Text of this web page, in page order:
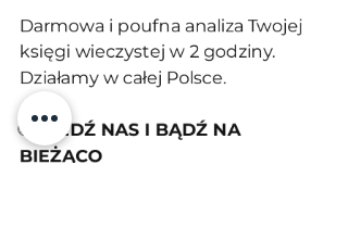
Darmowa i poufna analiza Twojej
księgi wieczystej w 2 godziny.
Działamy w całej Polsce.
🌐
ŚLEDŹ NAS I BĄDŹ NA
BIEŻĄCO